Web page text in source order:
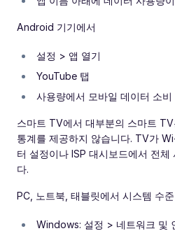
Android 기기에서
설정 > 앱 열기
YouTube 탭
사용량에서 모바일 데이터 소비
스마트 TV에서 대부분의 스마트
통계를 제공하지 않습니다. TV가
터 설정이나 ISP 대시보드에서 전체
다.
PC, 노트북, 태블릿에서 시스템 수
Windows: 설정 > 네트워크 및